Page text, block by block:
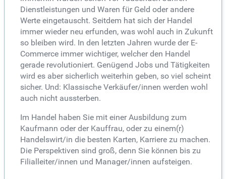
Dienstleistungen und Waren für Geld oder andere
Werte eingetauscht. Seitdem hat sich der Handel
immer wieder neu erfunden, was wohl auch in Zukunft
so bleiben wird. In den letzten Jahren wurde der E-
Commerce immer wichtiger, welcher den Handel
gerade revolutioniert. Genügend Jobs und Tätigkeiten
wird es aber sicherlich weiterhin geben, so viel scheint
sicher. Und: Klassische Verkäufer/innen werden wohl
auch nicht aussterben.
Im Handel haben Sie mit einer Ausbildung zum
Kaufmann oder der Kauffrau, oder zu einem(r)
Handelswirt/in die besten Karten, Karriere zu machen.
Die Perspektiven sind groß, denn Sie können bis zu
Filialleiter/innen und Manager/innen aufsteigen.